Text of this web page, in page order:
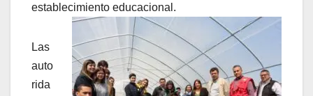
establecimiento educacional.
Las
auto
rida